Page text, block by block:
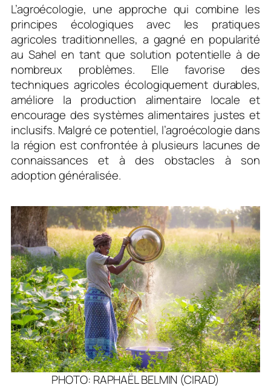
L’agroécologie, une approche qui combine les
principes écologiques avec les pratiques
agricoles traditionnelles, a gagné en popularité
au Sahel en tant que solution potentielle à de
nombreux problèmes. Elle favorise des
techniques agricoles écologiquement durables,
améliore la production alimentaire locale et
encourage des systèmes alimentaires justes et
inclusifs. Malgré ce potentiel, l’agroécologie dans
la région est confrontée à plusieurs lacunes de
connaissances et à des obstacles à son
adoption généralisée.
PHOTO: RAPHAËL BELMIN (CIRAD)